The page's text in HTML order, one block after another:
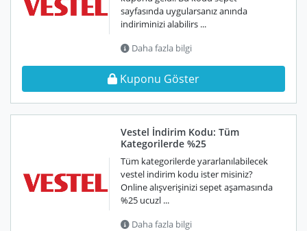
sayfasında uygularsanız anında
indiriminizi alabilirs ...
Daha fazla bilgi
Kuponu Göster
Vestel İndirim Kodu: Tüm
Kategorilerde %25
Tüm kategorilerde yararlanılabilecek
vestel indirim kodu ister misiniz?
Online alışverişinizi sepet aşamasında
%25 ucuzl ...
Daha fazla bilgi